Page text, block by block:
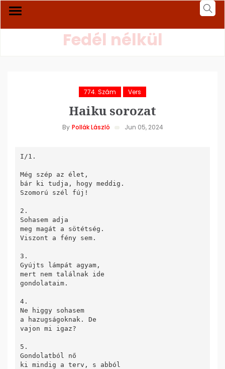
Fedél nélkül
774. Szám Vers
Haiku sorozat
By Pollák László Jun 05, 2024
I/1.
Még szép az élet,
bár ki tudja, hogy meddig.
Szomorú szél fúj!
2.
Sohasem adja
meg magát a sötétség.
Viszont a fény sem.
3.
Gyújts lámpát agyam,
mert nem találnak ide
gondolataim.
4.
Ne higgy sohasem
a hazugságoknak. De
vajon mi igaz?
5.
Gondolatból nő
ki mindig a terv, s abból